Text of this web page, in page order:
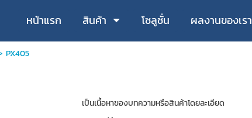
หน้าแรก สินค้า โซลูชั่น ผลงานของเรา
PX405
เป็นเนื้อหาของบทความหรือสินค้าโดยละเอียด